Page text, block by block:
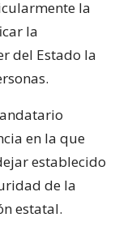
la
la
del Estado la
en la que
establecido
de la
estatal.